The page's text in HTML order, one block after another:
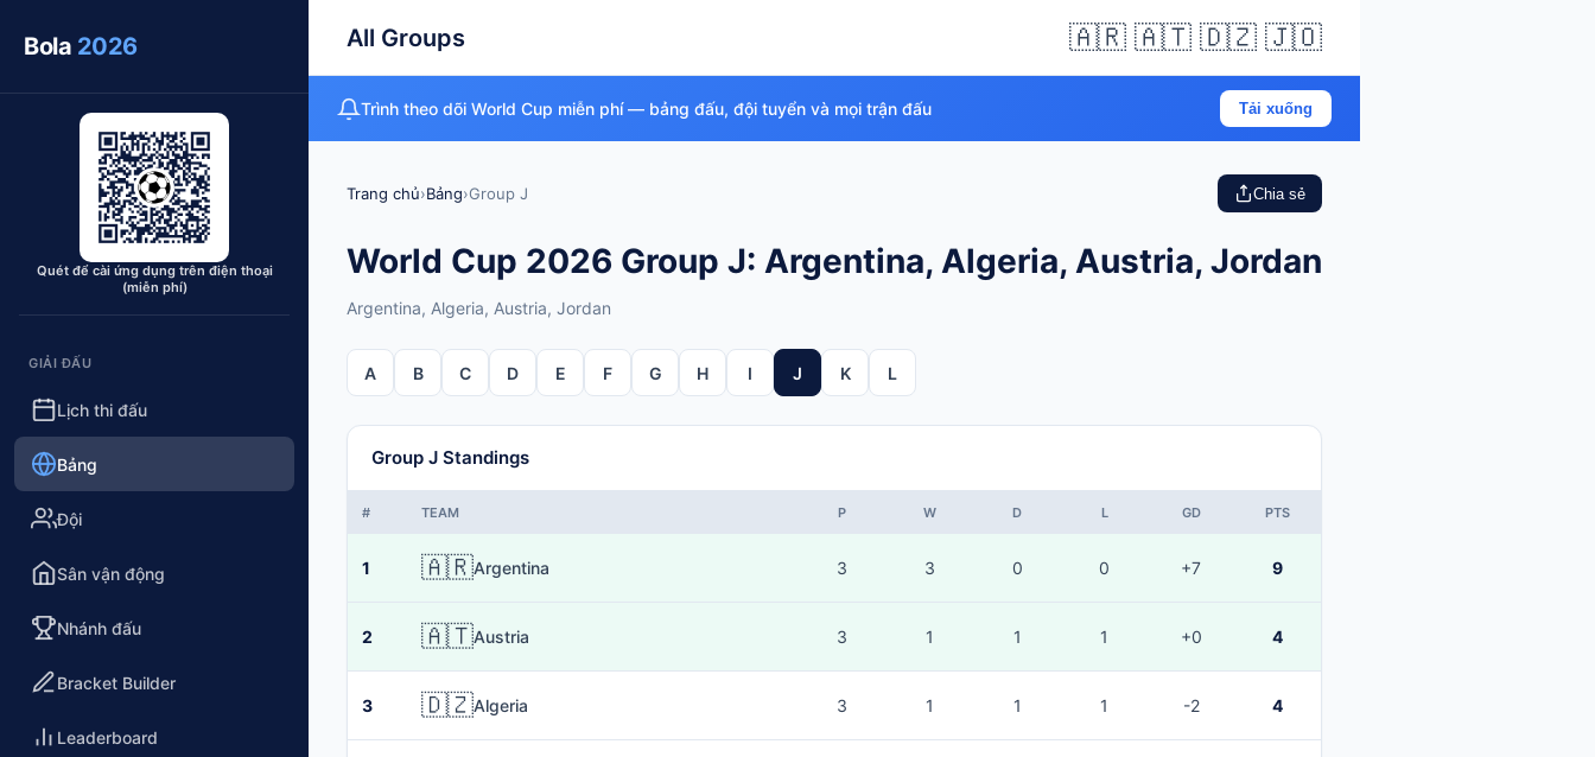
Bola 2026
Quét để cài ứng dụng trên điện thoại
(miễn phí)
GIẢI ĐẤU
Lịch thi đấu
Bảng
Đội
Sân vận động
Nhánh đấu
Bracket Builder
Leaderboard
All Groups 🇦🇷 🇦🇹 🇩🇿 🇯🇴
Trình theo dõi World Cup miễn phí — bảng đấu, đội tuyển và mọi trận đấu Tải xuống
Trang chủ›Bảng›Group J Chia sẻ
World Cup 2026 Group J: Argentina, Algeria, Austria, Jordan
Argentina, Algeria, Austria, Jordan
A B C D E F G H I J K L
Group J Standings
# TEAM P W D L GD PTS
1 🇦🇷Argentina 3 3 0 0 +7 9
2 🇦🇹Austria 3 1 1 1 +0 4
3 🇩🇿Algeria 3 1 1 1 -2 4